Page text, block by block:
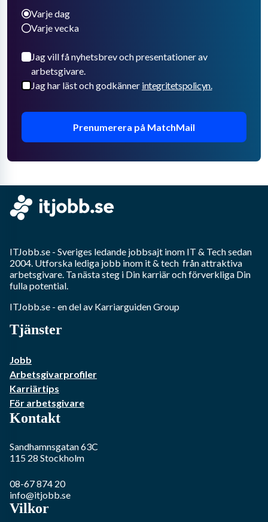
Varje dag
Varje vecka
Jag vill få nyhetsbrev och presentationer av
arbetsgivare.
Jag har läst och godkänner integritetspolicyn.
Prenumerera på MatchMail
ITJobb.se - Sveriges ledande jobbsajt inom IT & Techsedan
2004. Utforska lediga jobb inom it & tech från attraktiva
arbetsgivare. Ta nästa steg i Din karriär och förverkliga Din
fulla potential.
ITJobb.se - en del av Karriarguiden Group
Tjänster
Jobb
Arbetsgivarprofiler
Karriärtips
För arbetsgivare
Kontakt
Sandhamnsgatan 63C
115 28 Stockholm
08-67 874 20
info@itjobb.se
Vilkor